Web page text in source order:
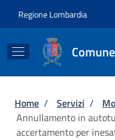
Regione Lombardia
Briciole di
Home / Servizi /
Annullamento in
accertamento per